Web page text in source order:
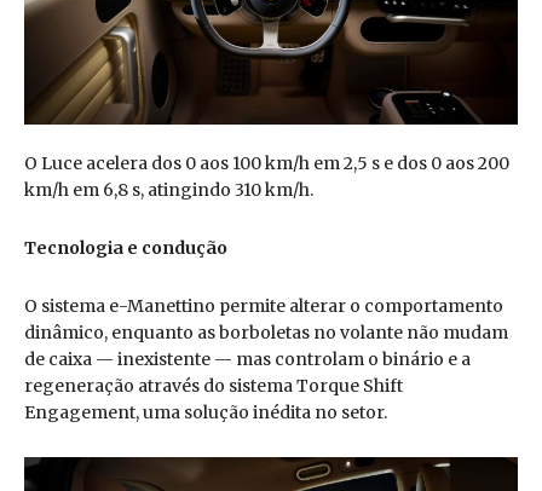
O Luce acelera dos 0 aos 100 km/h em 2,5 s e dos 0 aos 200
km/h em 6,8 s, atingindo 310 km/h.
Tecnologia e condução
O sistema e-Manettino permite alterar o comportamento
dinâmico, enquanto as borboletas no volante não mudam
de caixa — inexistente — mas controlam o binário e a
regeneração através do sistema Torque Shift
Engagement, uma solução inédita no setor.